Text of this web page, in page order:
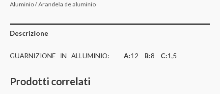
Aluminio / Arandela de aluminio
Descrizione
GUARNIZIONE IN ALLUMINIO: A:12 B:8 C:1,5
Prodotti correlati